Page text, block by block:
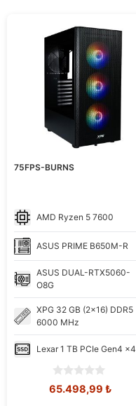
75FPS-BURNS
AMD Ryzen 5 7600
ASUS PRIME B650M-R
ASUS DUAL-RTX5060-
O8G
XPG 32 GB (2x16) DDR5
6000 MHz
Lexar 1 TB PCIe Gen4 x4
0
o
Orijinal
65.498,99 ₺Şu